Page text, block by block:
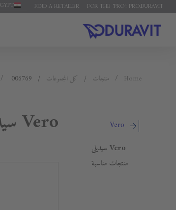
FOR THE 'PRO': PRO.DURAVIT
FIND A RETAILER
Home منتجات كل المجموعات 006769
Vero
Vero سيديلي
منتجات مناسبة
Vero سيديلي